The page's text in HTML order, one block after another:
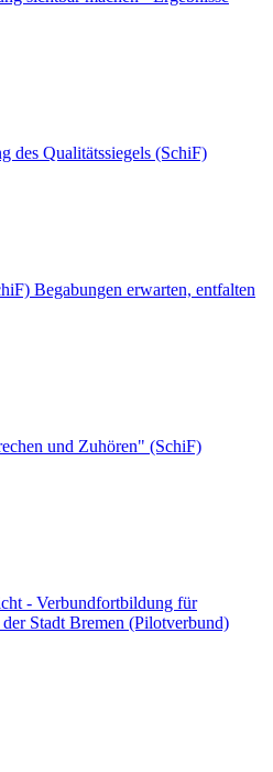
des Qualitätssiegels (SchiF)
Begabungen erwarten, entfalten
und Zuhören" (SchiF)
- Verbundfortbildung für
Stadt Bremen (Pilotverbund)